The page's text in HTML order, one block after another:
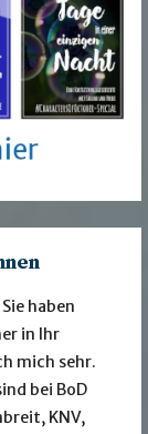
haben
in Ihr
mich sehr.
bei BoD
KNV,